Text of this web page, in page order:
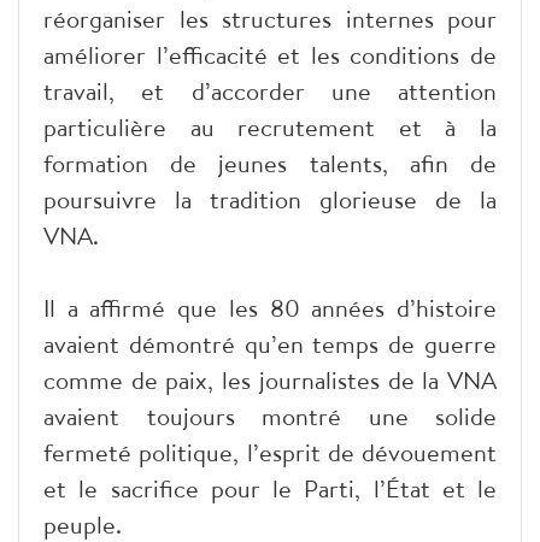
réorganiser les structures internes pour
améliorer l’efficacité et les conditions de
travail, et d’accorder une attention
particulière au recrutement et à la
formation de jeunes talents, afin de
poursuivre la tradition glorieuse de la
VNA.
Il a affirmé que les 80 années d’histoire
avaient démontré qu’en temps de guerre
comme de paix, les journalistes de la VNA
avaient toujours montré une solide
fermeté politique, l’esprit de dévouement
et le sacrifice pour le Parti, l’État et le
peuple.